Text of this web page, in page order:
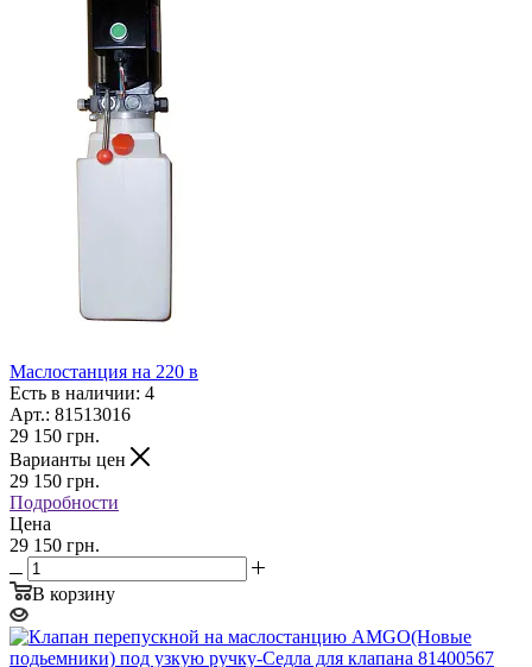
Маслостанция на 220 в
Есть в наличии: 4
Арт.: 81513016
29 150 грн.
Варианты цен
29 150 грн.
Подробности
Цена
29 150 грн.
В корзину